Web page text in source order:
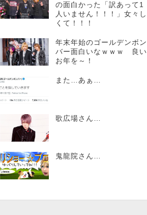
の面白かった「訳あって1
人いません！！！」女々し
くて！！！
年末年始のゴールデンボン
バー面白いなｗｗｗ 良い
お年を～！
また…あぁ…
歌広場さん…
鬼龍院さん…